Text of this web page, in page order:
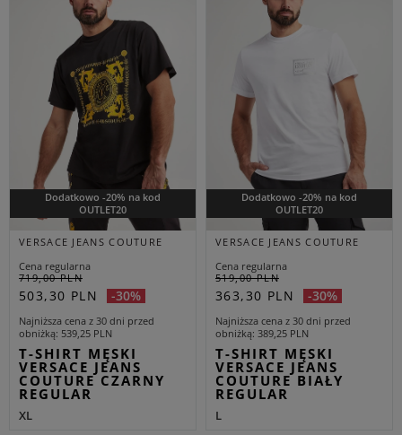
Dodatkowo -20% na kod
OUTLET20
VERSACE JEANS COUTURE
Cena regularna
719,00 PLN
503,30 PLN -30%
Najniższa cena z 30 dni przed
obniżką 539,25 PLN
T-SHIRT MĘSKI
VERSACE JEANS
COUTURE CZARNY
REGULAR
XL
Dodatkowo -20% na kod
OUTLET20
VERSACE JEANS COUTURE
Cena regularna
519,00 PLN
363,30 PLN -30%
Najniższa cena z 30 dni przed
obniżką 389,25 PLN
T-SHIRT MĘSKI
VERSACE JEANS
COUTURE BIAŁY
REGULAR
L